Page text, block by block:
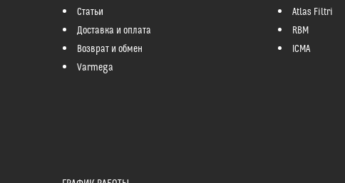
Статьи
Доставка и оплата
Возврат и обмен
Varmega
Atlas Filtri
RBM
ICMA